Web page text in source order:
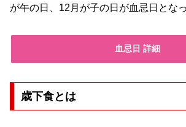
が午の日、12月が子の日が血忌日とな
血忌日 詳細
歳下食とは